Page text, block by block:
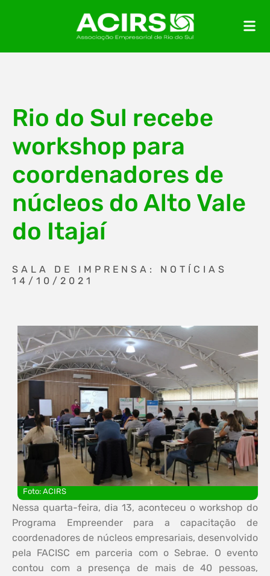
Rio do Sul recebe
workshop para
coordenadores de
núcleos do Alto Vale
do Itajaí
SALA DE IMPRENSA: NOTÍCIAS
14/10/2021
Foto: ACIRS
Nessa quarta-feira, dia 13, aconteceu o workshop do
Programa Empreender para a capacitação de
coordenadores de núcleos empresariais, desenvolvido
pela FACISC em parceria com o Sebrae. O evento
contou com a presença de mais de 40 pessoas,